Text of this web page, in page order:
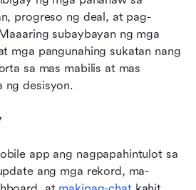
progreso ng deal, at pag-
subaybayan ng mga
mga pangunahing sukatan nang
sa mas mabilis at mas
ng desisyon.
app ang nagpapahintulot sa
ang mga rekord, ma-